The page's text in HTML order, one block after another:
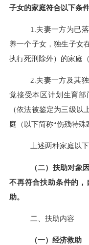
子女的家庭符合以下条
1.夫妻一方为已
养一个子女，独生子女
执行死刑除外）的家庭
2.夫妻一方及其
觉接受本区计划生育
（依法被鉴定为三级以
庭（以下简称“伤残特殊
上述两种家庭以
（二）扶助对象
不再符合扶助条件的
助。
二、扶助内容
（一）经济救助